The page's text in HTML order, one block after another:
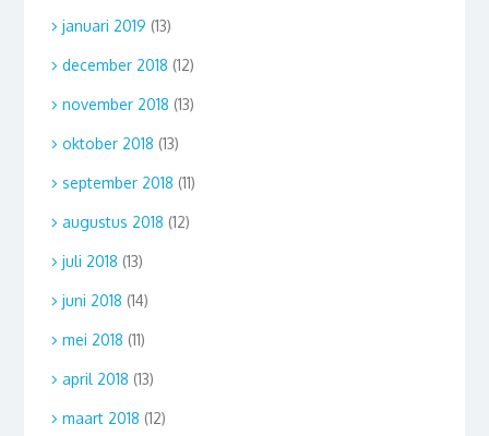
januari 2019 (13)
december 2018 (12)
november 2018 (13)
oktober 2018 (13)
september 2018 (11)
augustus 2018 (12)
juli 2018 (13)
juni 2018 (14)
mei 2018 (11)
april 2018 (13)
maart 2018 (12)